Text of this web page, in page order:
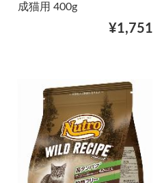
成猫用 400g
¥1,751